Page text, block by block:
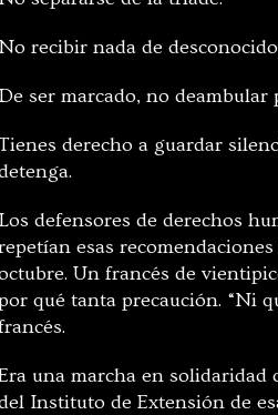
No recibir nada de
De ser marcado, no
derecho a guardar
Los defensores de derechos
esas
Un francés de
qué tanta precaución. “Ni
una marcha en solidaridad
Instituto de Extensión de